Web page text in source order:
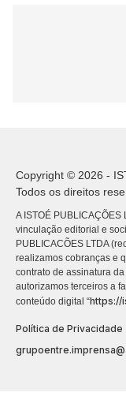
Copyright © 2026 -
Todos os direitos
A ISTOÉ
vinculação editorial e
PUBLICACÕES LTDA
realizamos cobranças e
contrato de assinatura
autorizamos terceiros a
conteúdo digital “https://
Política de Privacidade